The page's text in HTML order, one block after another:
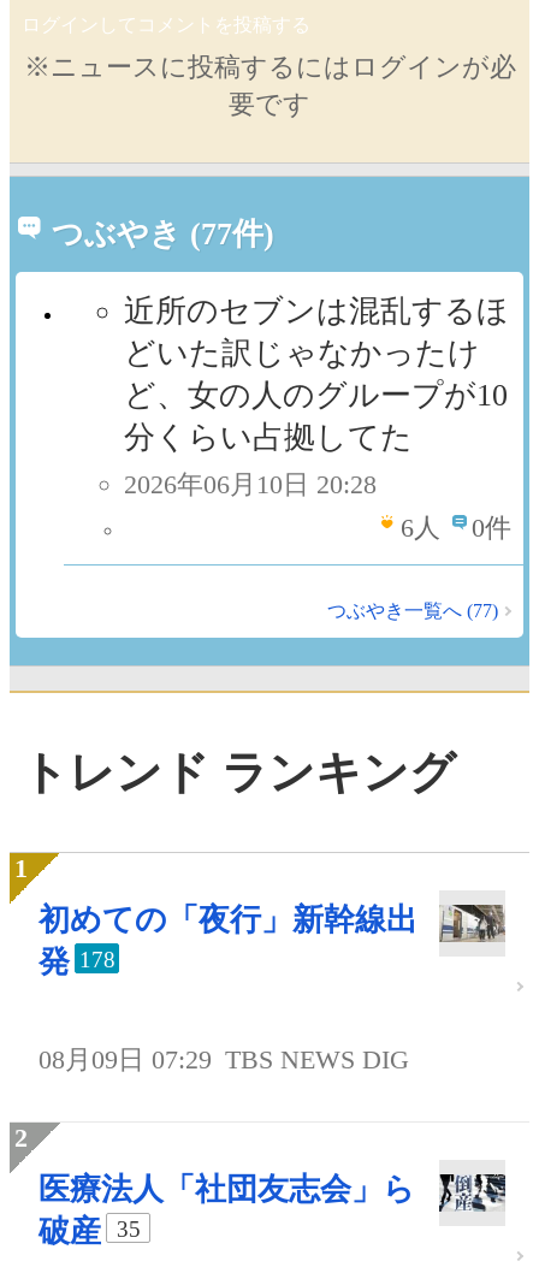
ログインしてコメントを投稿する
※ニュースに投稿するにはログインが必
要です
つぶやき (77件)
近所のセブンは混乱するほ
どいた訳じゃなかったけ
ど、女の人のグループが10
分くらい占拠してた
2026年06月10日 20:28
6 人 0件
つぶやき一覧へ (77)
トレンド ランキング
初めての「夜行」新幹線出
発 178
08月09日 07:29 TBS NEWS DIG
医療法人「社団友志会」ら
破産
35